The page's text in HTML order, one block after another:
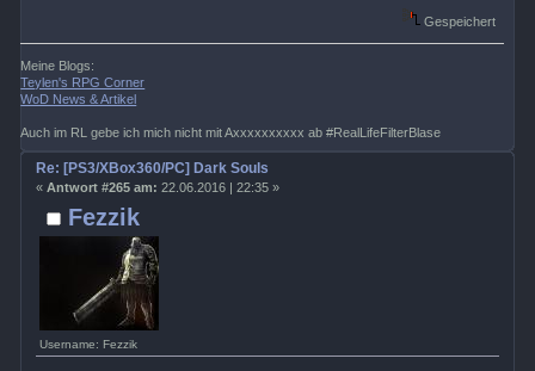
Gespeichert
Meine Blogs:
Teylen's RPG Corner
WoD News & Artikel
Auch im RL gebe ich mich nicht mit Axxxxxxxxxx ab #RealLifeFilterBlase
Fezzik
Username: Fezzik
Re: [PS3/XBox360/PC] Dark Souls
« Antwort #265 am: 22.06.2016 | 22:35 »